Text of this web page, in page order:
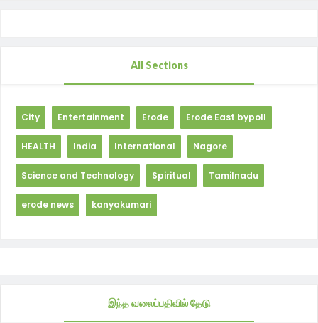
All Sections
City Entertainment Erode Erode East bypoll
HEALTH India International Nagore
Science and Technology Spiritual Tamilnadu
erode news kanyakumari
இந்த வலைப்பதிவில் தேடு